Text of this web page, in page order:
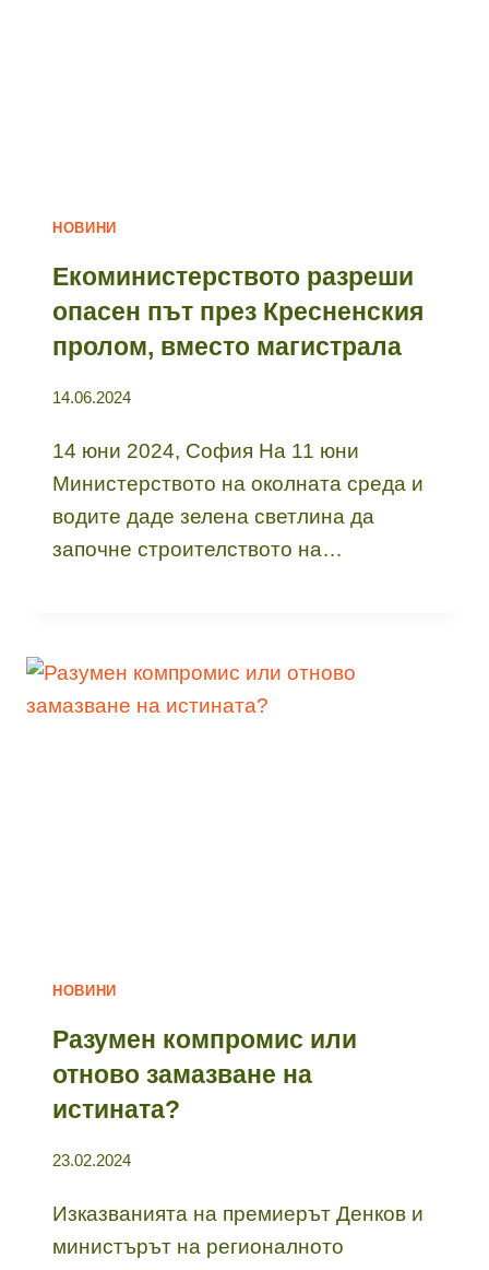
НОВИНИ
Екоминистерството разреши
опасен път през Кресненския
пролом, вместо магистрала
14.06.2024
14 юни 2024, София На 11 юни
Министерството на околната среда и
водите даде зелена светлина да
започне строителството на…
НОВИНИ
Разумен компромис или
отново замазване на
истината?
23.02.2024
Изказванията на премиерът Денков и
министърът на регионалното